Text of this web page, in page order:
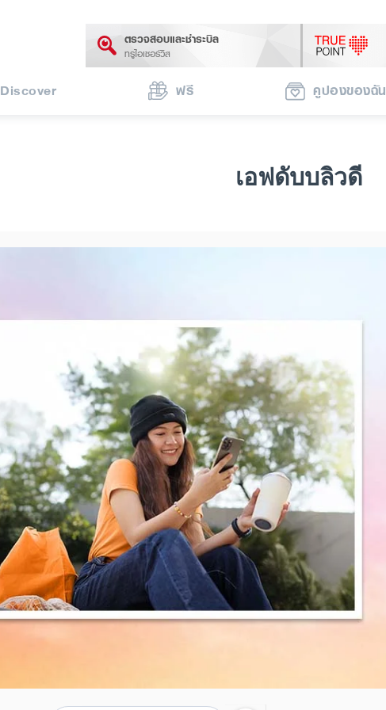
ตรวจสอบและชำระบิล
ทรูไอเซอร์วิส
Discover ฟรี คูปองของฉัน
เอฟดับบลิวดี